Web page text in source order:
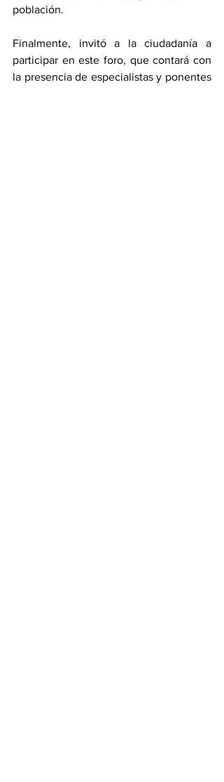
población.
Finalmente, invitó a la ciudadanía a
participar en este foro, que contará con
la presencia de especialistas y ponentes